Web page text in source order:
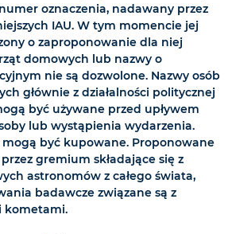
oznaczenia, nadawany przez
IAU. W tym momencie jej
o zaproponowanie dla niej
domowych lub nazwy o
nie są dozwolone. Nazwy osób
głównie z działalności politycznej
być używane przed upływem
lub wystąpienia wydarzenia.
być kupowane. Proponowane
gremium składające się z
astronomów z całego świata,
badawcze związane są z
kometami.